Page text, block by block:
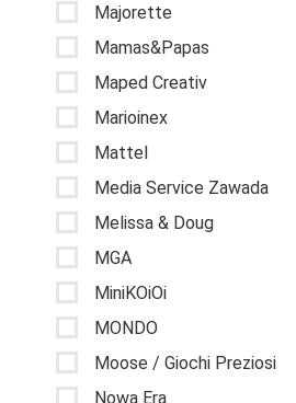
Majorette
Mamas&Papas
Maped Creativ
Marioinex
Mattel
Media Service Zawada
Melissa & Doug
MGA
MiniKOiOi
MONDO
Moose / Giochi Preziosi
Nowa Era